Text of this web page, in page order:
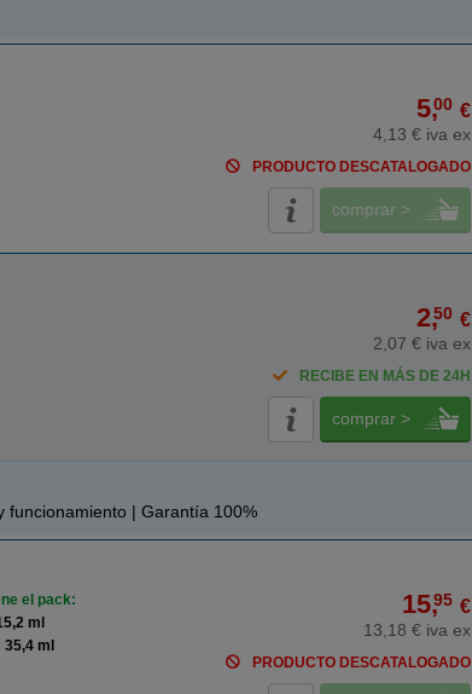
5,00 €
4,13 € iva ex
PRODUCTO DESCATALOGADO
comprar >
2,50 €
2,07 € iva ex
RECIBE EN MÁS DE 24H
comprar >
funcionamiento | Garantía 100%
el pack:
ml
35,4 ml
15,95 €
13,18 € iva ex
PRODUCTO DESCATALOGADO